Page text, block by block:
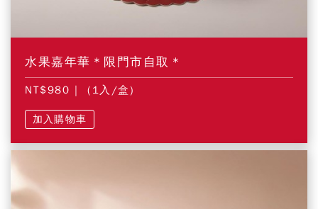
水果嘉年華＊限門市自取＊
NT$980 | (1入/盒)
加入購物車